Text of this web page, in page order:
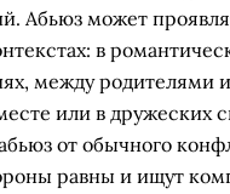
Абьюз может
в
между родителями
или в дружеских
от обычного
равны и ищут